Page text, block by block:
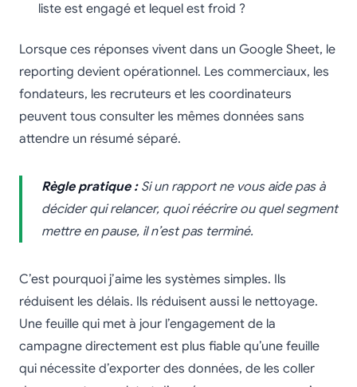
liste est engagé et lequel est froid ?
Lorsque ces réponses vivent dans un Google Sheet, le
reporting devient opérationnel. Les commerciaux, les
fondateurs, les recruteurs et les coordinateurs
peuvent tous consulter les mêmes données sans
attendre un résumé séparé.
Règle pratique :Si un rapport ne vous aide pas à
décider qui relancer, quoi réécrire ou quel segment
mettre en pause, il n’est pas terminé.
C’est pourquoi j’aime les systèmes simples. Ils
réduisent les délais. Ils réduisent aussi le nettoyage.
Une feuille qui met à jour l’engagement de la
campagne directement est plus fiable qu’une feuille
qui nécessite d’exporter des données, de les coller